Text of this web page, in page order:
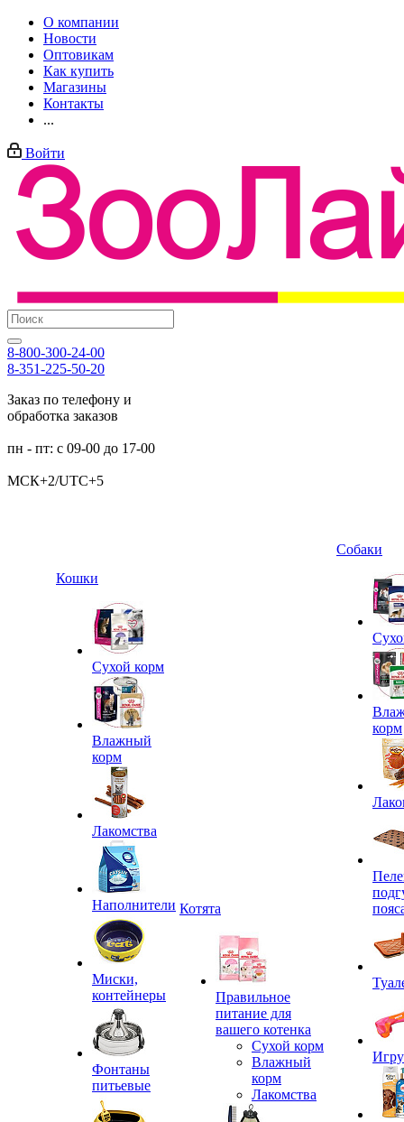
О компании
Новости
Оптовикам
Как купить
Магазины
Контакты
...
Войти
8-800-300-24-00
8-351-225-50-20
Заказ по телефону и
обработка заказов
пн - пт: с 09-00 до 17-00
МСК+2/UTC+5
Кошки
Сухой корм
Влажный
корм
Лакомства
Наполнители
Миски,
контейнеры
Фонтаны
питьевые
Котята
Правильное
питание для
вашего котенка
Сухой корм
Влажный
корм
Лакомства
Собаки
корм